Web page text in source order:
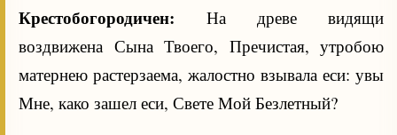
Крестобогородичен: На древе видящи
воздвижена Сына Твоего, Пречистая, утробою
матернею растерзаема, жалостно взывала еси: увы
Мне, како зашел еси, Свете Мой Безлетный?